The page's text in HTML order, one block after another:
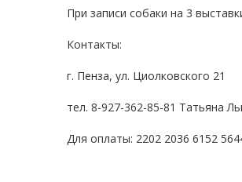
При записи собаки на 3
Контакты:
г. Пенза, ул. Циолковского 21
тел. 8-927-362-85-81 Татьяна
Для оплаты: 2202 2036 6152